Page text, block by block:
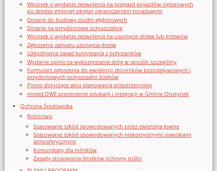
Wniosek o wydanie zezwolenia na przejazd pojazdów ciężarowych
po drodze gminnej objętej ograniczeniem tonażowym
Dotacje do budowy studni głębinowych
Dotacje na przydomowe oczyszczalnie
Wniosek o wydanie zezwolenia na usunięcie drzew lub krzewów
Zgłoszenie zamiaru usunięcia drzew
Uzgodnienie zasad korzystania z przystanków
Wydanie opinii na wykorzystanie dróg w sposób szczególny
Formularz zgłoszenia do ewidencji zbiorników bezodpływowych i
przydomowych oczyszczalni ścieków
Pismo dotyczące aktu planowania przestrzennego
modeLOWE przestrzenie edukacji i integracji w Gminie Olsztynek
Ochrona Środowiska
Rolnictwo
Szacowanie szkód spowodowanych przez zwierzęta łowne
Szacowanie szkód spowodowanych niekorzystnymi zjawiskami
atmosferycznymi
Komunikaty dla rolników
Zasady stosowania środków ochrony roślin